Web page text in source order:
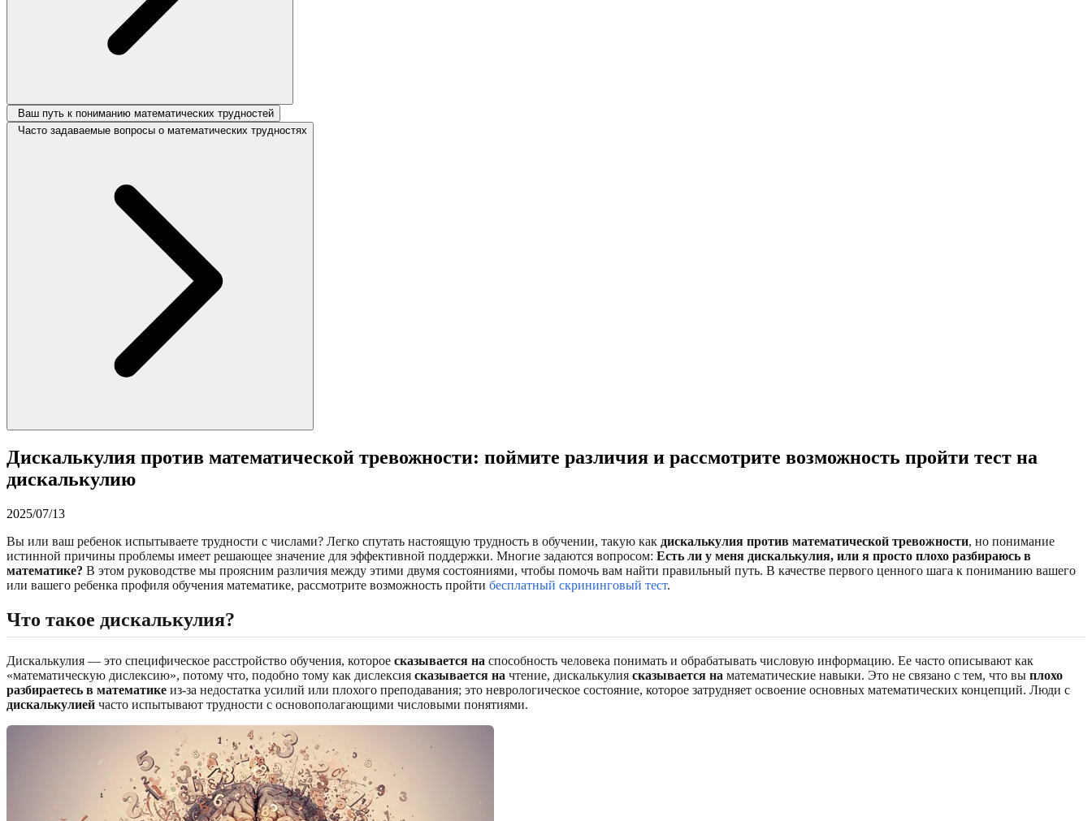
Ваш путь к пониманию математических трудностей
Часто задаваемые вопросы о математических трудностях
Дискалькулия против математической тревожности: поймите различия и рассмотрите возможность пройти тест на
дискалькулию
2025/07/13
Вы или ваш ребенок испытываете трудности с числами? Легко спутать настоящую трудность в обучении, такую как дискалькулия против математической тревожности, но понимание
истинной причины проблемы имеет решающее значение для эффективной поддержки. Многие задаются вопросом: Есть ли у меня дискалькулия, или я просто плохо разбираюсь в
математике? В этом руководстве мы проясним различия между этими двумя состояниями, чтобы помочь вам найти правильный путь. В качестве первого ценного шага к пониманию вашего
или вашего ребенка профиля обучения математике, рассмотрите возможность пройти бесплатный скрининговый тест.
Что такое дискалькулия?
Дискалькулия — это специфическое расстройство обучения, которое сказывается на способность человека понимать и обрабатывать числовую информацию. Ее часто описывают как
«математическую дислексию», потому что, подобно тому как дислексия сказывается на чтение, дискалькулия сказывается на математические навыки. Это не связано с тем, что вы плохо
разбираетесь в математике из-за недостатка усилий или плохого преподавания; это неврологическое состояние, которое затрудняет освоение основных математических концепций. Люди с
дискалькулией часто испытывают трудности с основополагающими числовыми понятиями.